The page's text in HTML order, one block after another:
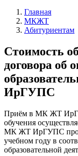
Главная
МКЖТ
Абитуриентам
Стоимость
договора об
ИрГУПС
Приём в МК ЖТ
обучения
МК ЖТ ИрГУПС
учебном году в
образовательной